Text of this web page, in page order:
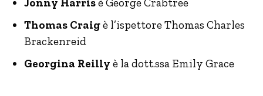
Thomas Craigè l’ispettore Thomas Charles
Brackenreid
Georgina Reilly è la dott.ssa Emily Grace